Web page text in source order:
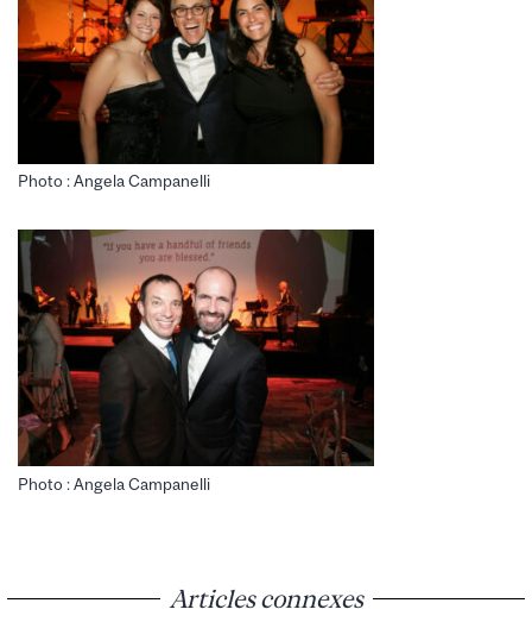
Photo : Angela Campanelli
Photo : Angela Campanelli
Articles connexes